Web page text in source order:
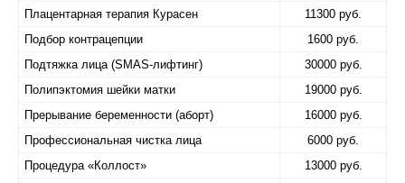
Плацентарная терапия Курасен
11300 руб.
Подбор контрацепции
1600 руб.
Подтяжка лица (SMAS-лифтинг)
30000 руб.
Полипэктомия шейки матки
19000 руб.
Прерывание беременности (аборт)
16000 руб.
Профессиональная чистка лица
6000 руб.
Процедура «Коллост»
13000 руб.